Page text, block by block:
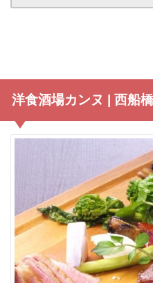
洋食酒場カンヌ | 西船